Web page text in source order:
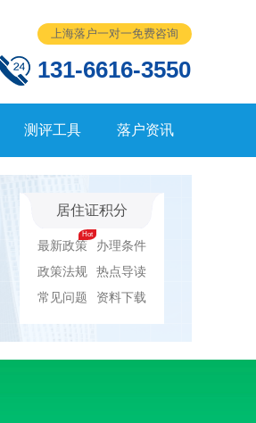
上海落户一对一免费咨询
131-6616-3550
测评工具 落户资讯
居住证积分
最新政策
办理条件
政策法规
热点导读
常见问题
资料下载